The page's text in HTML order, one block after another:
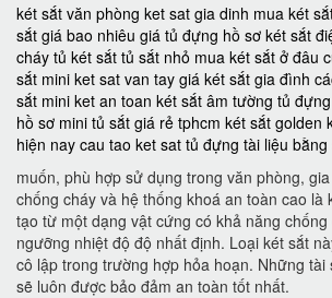
két sắt văn phòng ket sat gia dinh mua két
sắt giá bao nhiêu giá tủ đựng hồ sơ két sắt
cháy tủ két sắt tủ sắt nhỏ mua két sắt ở đâu
sắt mini ket sat van tay giá két sắt gia đình
sắt mini ket an toan két sắt âm tường tủ
hồ sơ mini tủ sắt giá rẻ tphcm két sắt golden
hiện nay cau tao ket sat tủ đựng tài liệu bằng
muốn, phù hợp sử dụng trong văn phòng,
chống cháy và hệ thống khoá an toàn cao là
tạo từ một dạng vật cứng có khả năng
ngưỡng nhiệt độ độ nhất định. Loại két sắt
cô lập trong trường hợp hỏa hoạn. Những tài
sẽ luôn được bảo đảm an toàn tốt nhất.